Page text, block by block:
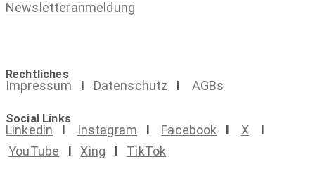
Newsletteranmeldung
Rechtliches
Impressum I Datenschutz I AGBs
Social Links
Linkedin I Instagram I Facebook I X
I
YouTube
I Xing I TikTok